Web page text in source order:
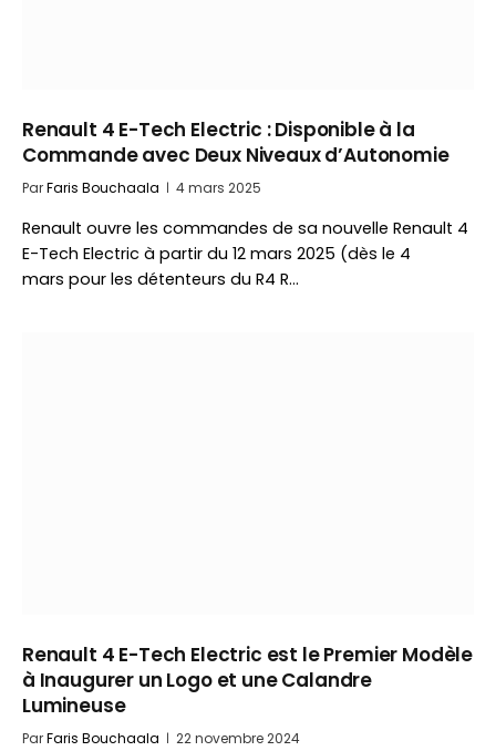
Renault 4 E-Tech Electric : Disponible à la
Commande avec Deux Niveaux d’Autonomie
ParFaris Bouchaala 4 mars 2025
Renault ouvre les commandes de sa nouvelle Renault 4
E-Tech Electric à partir du 12 mars 2025 (dès le 4
mars pour les détenteurs du R4 R…
Renault 4 E-Tech Electric est le Premier Modèle
à Inaugurer un Logo et une Calandre
Lumineuse
ParFaris Bouchaala 22 novembre 2024